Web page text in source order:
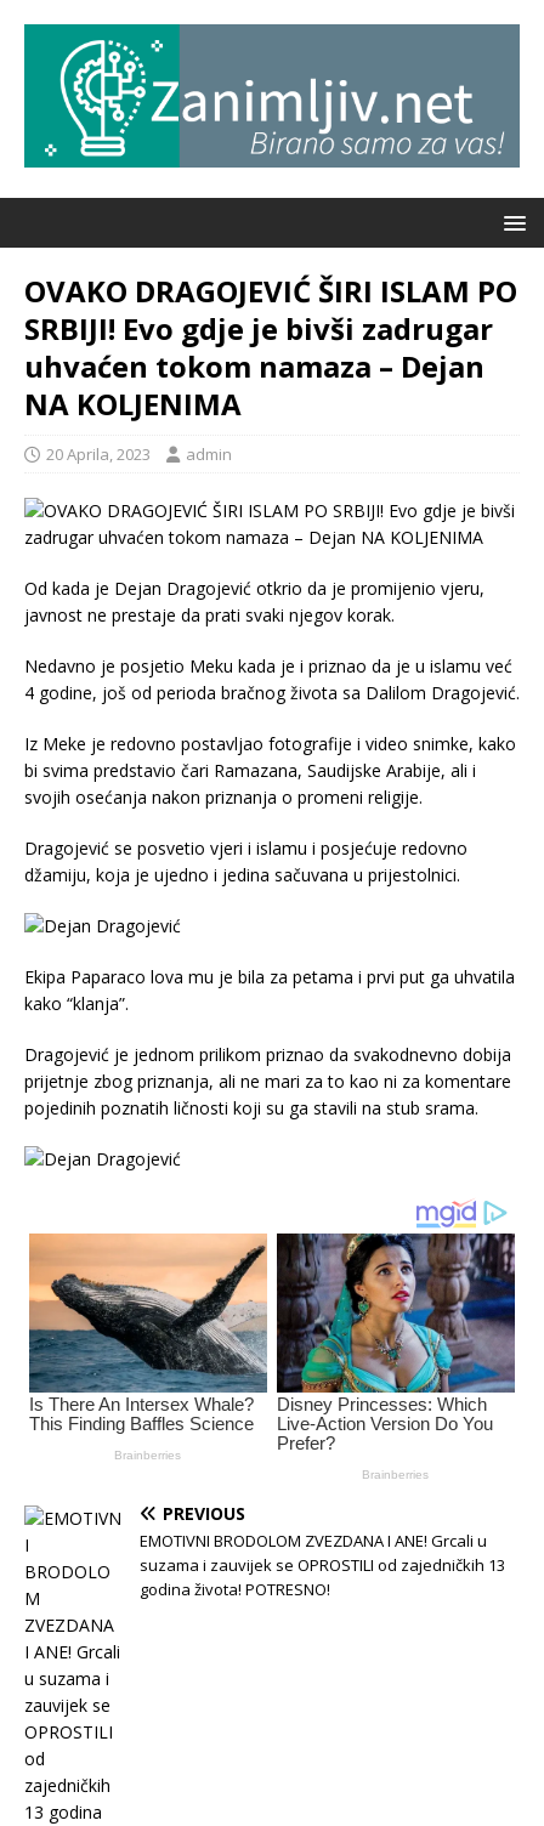
OVAKO DRAGOJEVIĆ ŠIRI ISLAM PO
SRBIJI! Evo gdje je bivši zadrugar
uhvaćen tokom namaza – Dejan
NA KOLJENIMA
20 Aprila, 2023 admin
Od kada je Dejan Dragojević otkrio da je promijenio vjeru,
javnost ne prestaje da prati svaki njegov korak.
Nedavno je posjetio Meku kada je i priznao da je u islamu već
4 godine, još od perioda bračnog života sa Dalilom Dragojević.
Iz Meke je redovno postavljao fotografije i video snimke, kako
bi svima predstavio čari Ramazana, Saudijske Arabije, ali i
svojih osećanja nakon priznanja o promeni religije.
Dragojević se posvetio vjeri i islamu i posjećuje redovno
džamiju, koja je ujedno i jedina sačuvana u prijestolnici.
Ekipa Paparaco lova mu je bila za petama i prvi put ga uhvatila
kako “klanja”.
Dragojević je jednom prilikom priznao da svakodnevno dobija
prijetnje zbog priznanja, ali ne mari za to kao ni za komentare
pojedinih poznatih ličnosti koji su ga stavili na stub srama.
PREVIOUS
EMOTIVNI BRODOLOM ZVEZDANA I ANE! Grcali u
suzama i zauvijek se OPROSTILI od zajedničkih 13
godina života! POTRESNO!